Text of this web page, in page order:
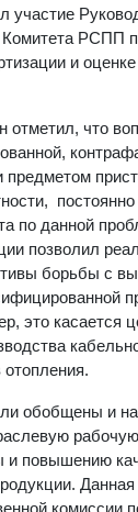
участие
РСПП
и
отметил, что
предметом
постоянно
по данной
позволил
борьбы с
это касается
обобщены и
рабочую
повышению
Данная
комиссии